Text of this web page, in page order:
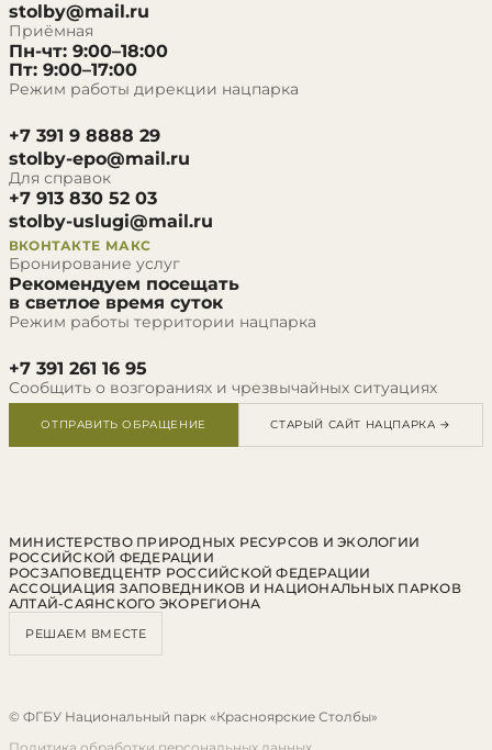
stolby@mail.ru
Приёмная
Пн-чт: 9:00–18:00
Пт: 9:00–17:00
Режим работы дирекции нацпарка
+7 391 9 8888 29
stolby-epo@mail.ru
Для справок
+7 913 830 52 03
stolby-uslugi@mail.ru
ВКОНТАКТЕ МАКС
Бронирование услуг
Рекомендуем посещать
в светлое время суток
Режим работы территории нацпарка
+7 391 261 16 95
Сообщить о возгораниях и чрезвычайных ситуациях
ОТПРАВИТЬ ОБРАЩЕНИЕ СТАРЫЙ САЙТ НАЦПАРКА →
МИНИСТЕРСТВО ПРИРОДНЫХ РЕСУРСОВ И ЭКОЛОГИИ
РОССИЙСКОЙ ФЕДЕРАЦИИ
РОСЗАПОВЕДЦЕНТР РОССИЙСКОЙ ФЕДЕРАЦИИ
АССОЦИАЦИЯ ЗАПОВЕДНИКОВ И НАЦИОНАЛЬНЫХ ПАРКОВ
АЛТАЙ-САЯНСКОГО ЭКОРЕГИОНА
РЕШАЕМ ВМЕСТЕ
© ФГБУ Национальный парк «Красноярские Столбы»